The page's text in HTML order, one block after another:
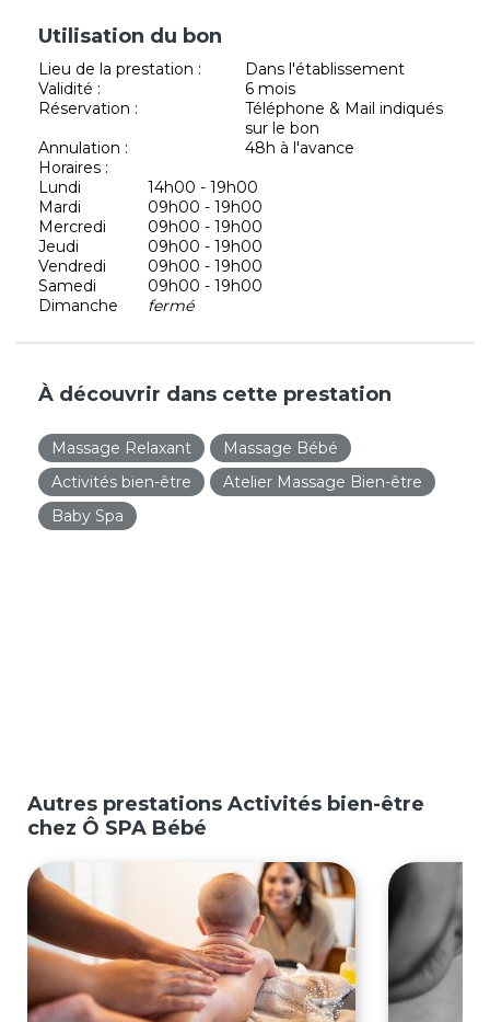
Utilisation du bon
Lieu de la prestation :
Dans l'établissement
Validité :
6 mois
Réservation :
Téléphone & Mail indiqués
sur le bon
Annulation :
48h à l'avance
Horaires :
Lundi
14h00 - 19h00
Mardi
09h00 - 19h00
Mercredi
09h00 - 19h00
Jeudi
09h00 - 19h00
Vendredi
09h00 - 19h00
Samedi
09h00 - 19h00
Dimanche
fermé
À découvrir dans cette prestation
Massage Relaxant
Massage Bébé
Activités bien-être
Atelier Massage Bien-être
Baby Spa
Autres prestations Activités bien-être
chez Ô SPA Bébé